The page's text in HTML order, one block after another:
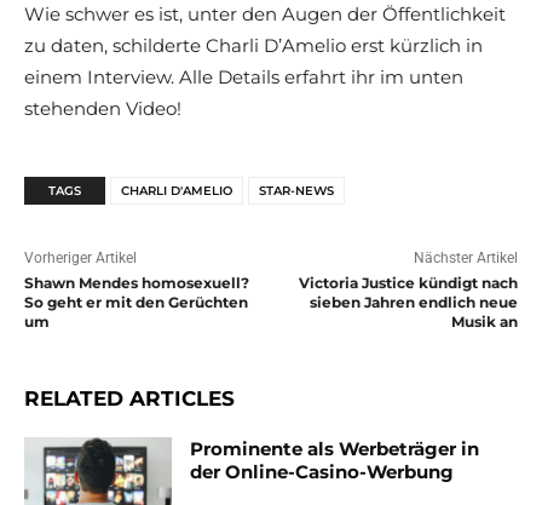
Wie schwer es ist, unter den Augen der Öffentlichkeit
zu daten, schilderte Charli D’Amelio erst kürzlich in
einem Interview. Alle Details erfahrt ihr im unten
stehenden Video!
TAGS CHARLI D'AMELIO STAR-NEWS
Vorheriger Artikel
Shawn Mendes homosexuell?
So geht er mit den Gerüchten
um
Nächster Artikel
Victoria Justice kündigt nach
sieben Jahren endlich neue
Musik an
RELATED ARTICLES
Prominente als Werbeträger in
der Online-Casino-Werbung